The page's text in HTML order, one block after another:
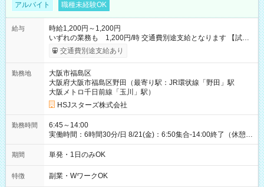
アルバイト 職種未経験OK
給与
時給1,200円～1,200円
いずれの業務も 1,200円/時 交通費別途支給となります 【試用
期間】試用期間なし
交通費別途支給あり
勤務地
大阪市福島区
大阪府大阪市福島区野田（最寄り駅：JR環状線「野田」駅
大阪メトロ千日前線「玉川」駅）
HSJスターズ株式会社
勤務時間
6:45～14:00
実働時間：6時間30分/日 8/21(金)：6:50集合-14:00終了（休憩
45分)
期間 単発・1日のみOK
特徴 副業・WワークOK